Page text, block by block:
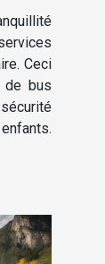
Ceci
de bus